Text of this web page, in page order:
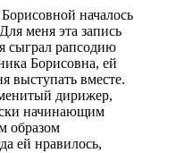
началось
меня эта запись
сыграл рапсодию
Борисовна, ей
выступать вместе.
дирижер,
начинающим
образом
ей нравилось,